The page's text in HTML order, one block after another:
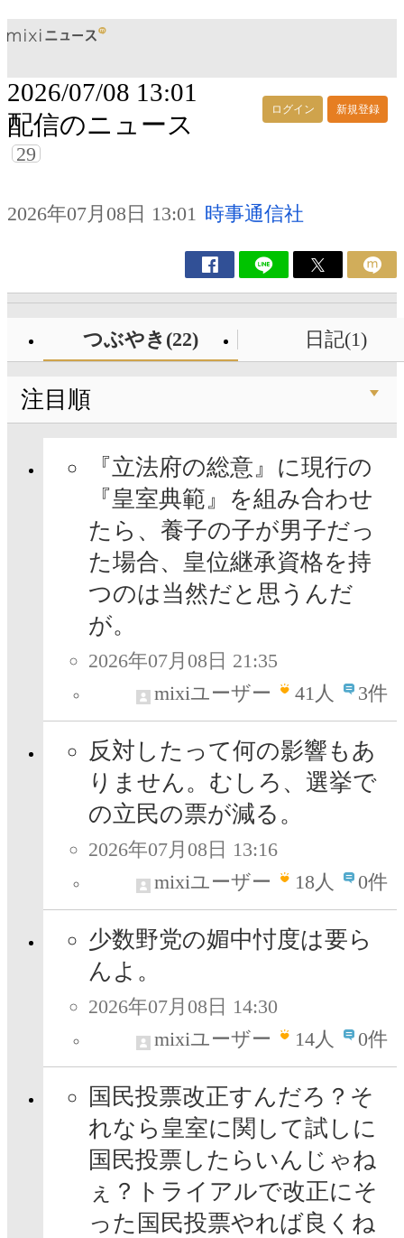
ログイン 新規登録
2026/07/08 13:01
配信のニュース
29
2026年07月08日 13:01 時事通信社
つぶやき(22) 日記(1)
注目順
『立法府の総意』に現行の
『皇室典範』を組み合わせ
たら、養子の子が男子だっ
た場合、皇位継承資格を持
つのは当然だと思うんだ
が。
2026年07月08日 21:35
mixiユーザー
41人 3件
反対したって何の影響もあ
りません。むしろ、選挙で
の立民の票が減る。
2026年07月08日 13:16
mixiユーザー
18人 0件
少数野党の媚中忖度は要ら
んよ。
2026年07月08日 14:30
mixiユーザー
14人 0件
国民投票改正すんだろ？そ
れなら皇室に関して試しに
国民投票したらいんじゃね
ぇ？トライアルで改正にそ
った国民投票やれば良くね